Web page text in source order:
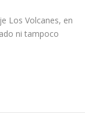
Los Volcanes, en
ni tampoco